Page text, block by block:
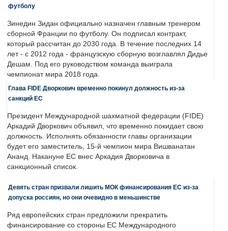
футболу
Зинедин Зидан официально назначен главным тренером
сборной Франции по футболу. Он подписал контракт,
который рассчитан до 2030 года. В течение последних 14
лет - с 2012 года - французскую сборную возглавлял Дидье
Дешам. Под его руководством команда выиграла
чемпионат мира 2018 года.
Глава FIDE Дворкович временно покинул должность из-за
санкций ЕС
Президент Международной шахматной федерации (FIDE)
Аркадий Дворкович объявил, что временно покидает свою
должность. Исполнять обязанности главы организации
будет его заместитель, 15-й чемпион мира Вишванатан
Ананд. Накануне ЕС внес Аркадия Дворковича в
санкционный список.
Девять стран призвали лишить МОК финансирования ЕС из-за
допуска россиян, но они очевидно в меньшинстве
Ряд европейских стран предложили прекратить
финансирование со стороны ЕС Международного